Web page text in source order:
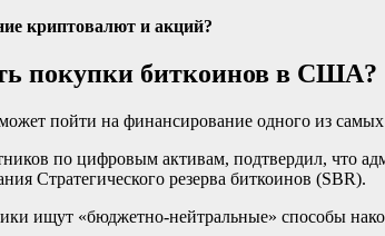
криптовалют и акций?
покупки биткоинов в США?
пойти на финансирование одного из
по цифровым активам, подтвердил, что
Стратегического резерва биткоинов (SBR).
ищут «бюджетно-нейтральные» способы